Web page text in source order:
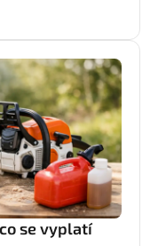
se vyplatí